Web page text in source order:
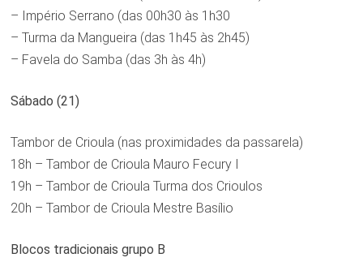
– Império Serrano (das 00h30 às 1h30
– Turma da Mangueira (das 1h45 às 2h45)
– Favela do Samba (das 3h às 4h)
Sábado (21)
Tambor de Crioula (nas proximidades da passarela)
18h – Tambor de Crioula Mauro Fecury I
19h – Tambor de Crioula Turma dos Crioulos
20h – Tambor de Crioula Mestre Basílio
Blocos tradicionais grupo B